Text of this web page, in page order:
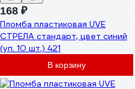
168 ₽
Пломба пластиковая UVE
СТРЕЛА стандарт, цвет синий
(уп. 10 шт.) 421
В корзину